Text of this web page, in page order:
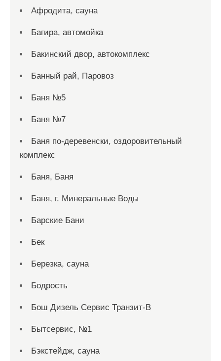
Афродита, сауна
Багира, автомойка
Бакинский двор, автокомплекс
Банный рай, Паровоз
Баня №5
Баня №7
Баня по-деревенски, оздоровительный
комплекс
Баня, Баня
Баня, г. Минеральные Воды
Барские Бани
Бек
Березка, сауна
Бодрость
Бош Дизель Сервис Транзит-В
Бытсервис, №1
Бэкстейдж, сауна